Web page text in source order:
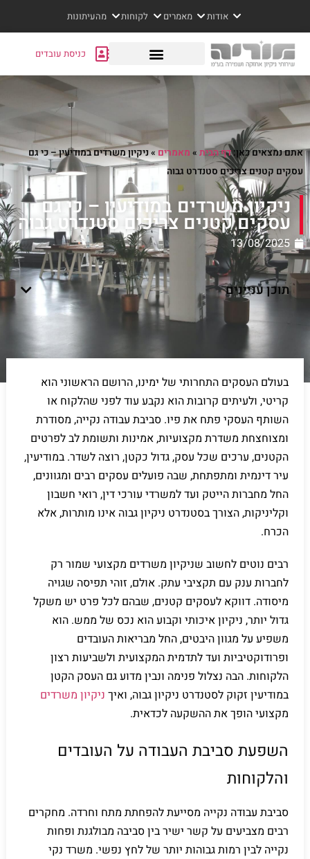
אודות מאמרים לקוחות מהעיתונות
כניסת עובדים
אתם נמצאים כאן:דף הבית » מאמרים»ניקיון משרדים במודיעין – כי גם
עסקים קטנים צריכים סטנדרט גבוה
ניקיון משרדים במודיעין – כי גם
עסקים קטנים צריכים סטנדרט גבוה
13/08/2025
תוכן עניינים
בעולם העסקים התחרותי של ימינו, הרושם הראשוני הוא
קריטי, ולעיתים קרובות הוא נקבע עוד לפני שהלקוח או
השותף העסקי פתח את פיו. סביבת עבודה נקייה, מסודרת
ומצוחצחת משדרת מקצועיות, אמינות ותשומת לב לפרטים
הקטנים, ערכים שכל עסק, גדול כקטן, רוצה לשדר. במודיעין,
עיר דינמית ומתפתחת, שבה פועלים עסקים רבים ומגוונים,
החל מחברות הייטק ועד למשרדי עורכי דין, רואי חשבון
וקליניקות, הצורך בסטנדרט ניקיון גבוה אינו מותרות, אלא
הכרח.
רבים נוטים לחשוב שניקיון משרדים מקצועי שמור רק
לחברות ענק עם תקציבי עתק. אולם, זוהי תפיסה שגויה
מיסודה. דווקא לעסקים קטנים, שבהם לכל פרט יש משקל
גדול יותר, ניקיון איכותי וקבוע הוא נכס של ממש. הוא
משפיע על מגוון היבטים, החל מבריאות העובדים
ופרודוקטיביות ועד לתדמית המקצועית ולשביעות רצון
הלקוחות. הבה נצלול פנימה ונבין מדוע גם העסק הקטן
במודיעין זקוק לסטנדרט ניקיון גבוה, ואיך ניקיון משרדים
מקצועי הופך את ההשקעה לכדאית.
השפעת סביבת העבודה על העובדים
והלקוחות
סביבת עבודה נקייה מסייעת להפחתת מתח וחרדה. מחקרים
רבים מצביעים על קשר ישיר בין סביבה מבולגנת ופחות
נקייה לבין רמות גבוהות יותר של לחץ נפשי. משרד נקי